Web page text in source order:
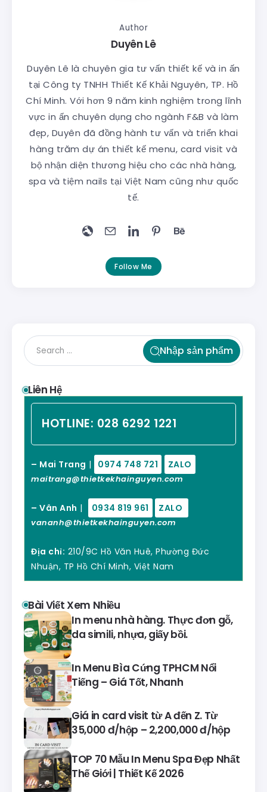
Author
Duyên Lê
Duyên Lê là chuyên gia tư vấn thiết kế và in ấn
tại Công ty TNHH Thiết Kế Khải Nguyên, TP. Hồ
Chí Minh. Với hơn 9 năm kinh nghiệm trong lĩnh
vực in ấn chuyên dụng cho ngành F&B và làm
đẹp, Duyên đã đồng hành tư vấn và triển khai
hàng trăm dự án thiết kế menu, card visit và
bộ nhận diện thương hiệu cho các nhà hàng,
spa và tiệm nails tại Việt Nam cũng như quốc
tế.
Follow Me
Nhập sản phẩm
Liên Hệ
HOTLINE: 028 6292 1221
– Mai Trang | 0974 748 721 ZALO
maitrang@thietkekhainguyen.com
– Vân Anh | 0934 819 961 ZALO
vananh@thietkekhainguyen.com
Địa chỉ: 210/9C Hồ Văn Huê, Phường Đức
Nhuận, TP Hồ Chí Minh, Việt Nam
Bài Viết Xem Nhiều
In menu nhà hàng. Thực đơn gỗ,
da simili, nhựa, giấy bồi.
In Menu Bìa Cứng TPHCM Nổi
Tiếng – Giá Tốt, Nhanh
Giá in card visit từ A đến Z. Từ
35,000 đ/hộp – 2,200,000 đ/hộp
TOP 70 Mẫu In Menu Spa Đẹp Nhất
Thế Giới | Thiết Kế 2026